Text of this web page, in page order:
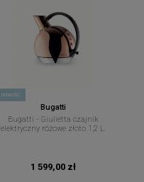
nowość
Bugatti
Bugatti - Giulietta czajnik
elektryczny różowe złoto 1,2 L.
1 599,00 zł